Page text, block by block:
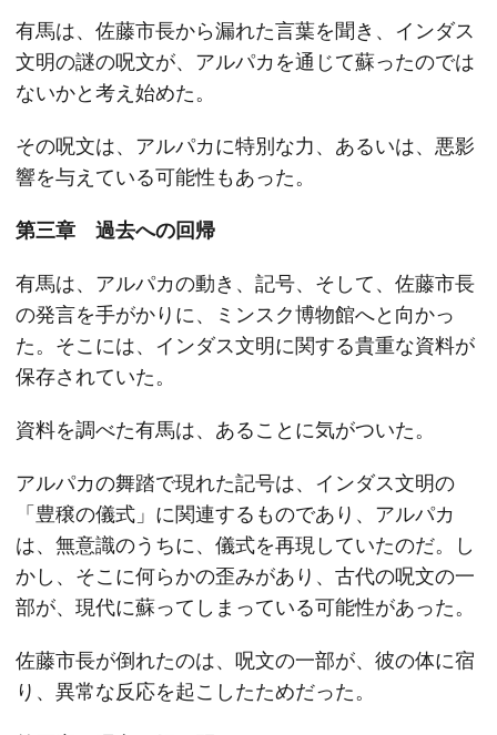
有馬は、佐藤市長から漏れた言葉を聞き、インダス
文明の謎の呪文が、アルパカを通じて蘇ったのでは
ないかと考え始めた。
その呪文は、アルパカに特別な力、あるいは、悪影
響を与えている可能性もあった。
第三章 過去への回帰
有馬は、アルパカの動き、記号、そして、佐藤市長
の発言を手がかりに、ミンスク博物館へと向かっ
た。そこには、インダス文明に関する貴重な資料が
保存されていた。
資料を調べた有馬は、あることに気がついた。
アルパカの舞踏で現れた記号は、インダス文明の
「豊穣の儀式」に関連するものであり、アルパカ
は、無意識のうちに、儀式を再現していたのだ。し
かし、そこに何らかの歪みがあり、古代の呪文の一
部が、現代に蘇ってしまっている可能性があった。
佐藤市長が倒れたのは、呪文の一部が、彼の体に宿
り、異常な反応を起こしたためだった。